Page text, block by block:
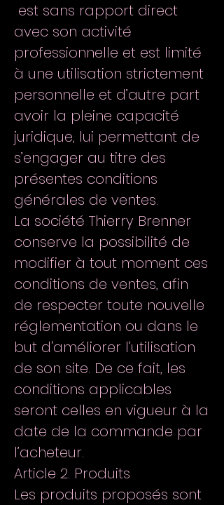
est sans rapport direct
avec son activité
professionnelle et est limité
à une utilisation strictement
personnelle et d’autre part
avoir la pleine capacité
juridique, lui permettant de
s’engager au titre des
présentes conditions
générales de ventes.
La société Thierry Brenner
conserve la possibilité de
modifier à tout moment ces
conditions de ventes, afin
de respecter toute nouvelle
réglementation ou dans le
but d'améliorer l’utilisation
de son site. De ce fait, les
conditions applicables
seront celles en vigueur à la
date de la commande par
l’acheteur.
Article 2. Produits
Les produits proposés sont